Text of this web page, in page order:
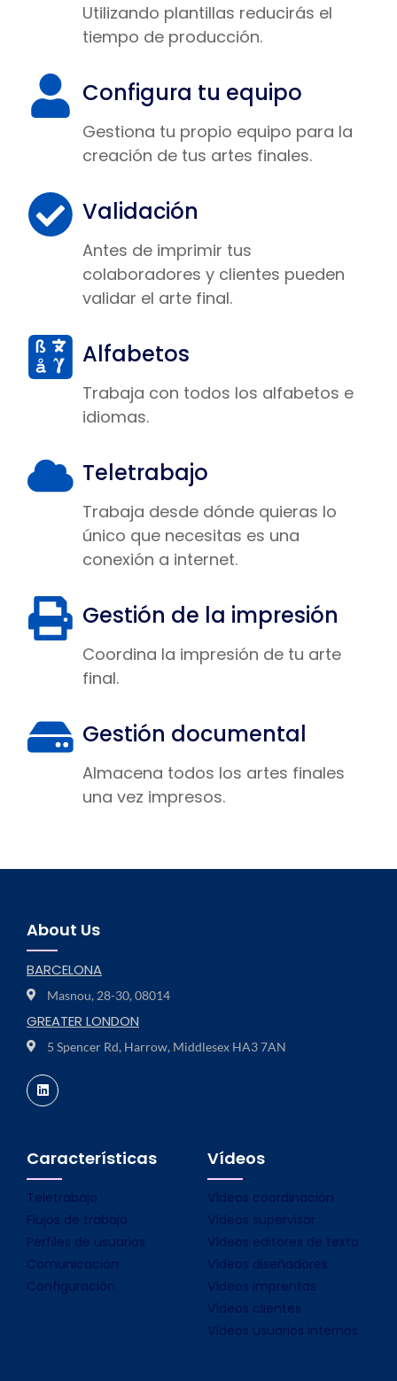
Utilizando plantillas reducirás el
tiempo de producción.
Configura tu equipo
Gestiona tu propio equipo para la
creación de tus artes finales.
Validación
Antes de imprimir tus
colaboradores y clientes pueden
validar el arte final.
Alfabetos
Trabaja con todos los alfabetos e
idiomas.
Teletrabajo
Trabaja desde dónde quieras lo
único que necesitas es una
conexión a internet.
Gestión de la impresión
Coordina la impresión de tu arte
final.
Gestión documental
Almacena todos los artes finales
una vez impresos.
About Us
BARCELONA
Masnou, 28-30, 08014
GREATER LONDON
5 Spencer Rd, Harrow, Middlesex HA3 7AN
Características
Teletrabajo
Flujos de trabajo
Perfiles de usuarios
Comunicación
Configuración
Vídeos
Vídeos coordinación
Vídeos supervisor
Vídeos editores de texto
Vídeos diseñadores
Vídeos imprentas
Vídeos clientes
Vídeos usuarios internos